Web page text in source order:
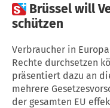
 Brüssel will
schützen
Verbraucher in
Rechte durchsetzen
präsentiert dazu an
mehrere
der gesamten EU